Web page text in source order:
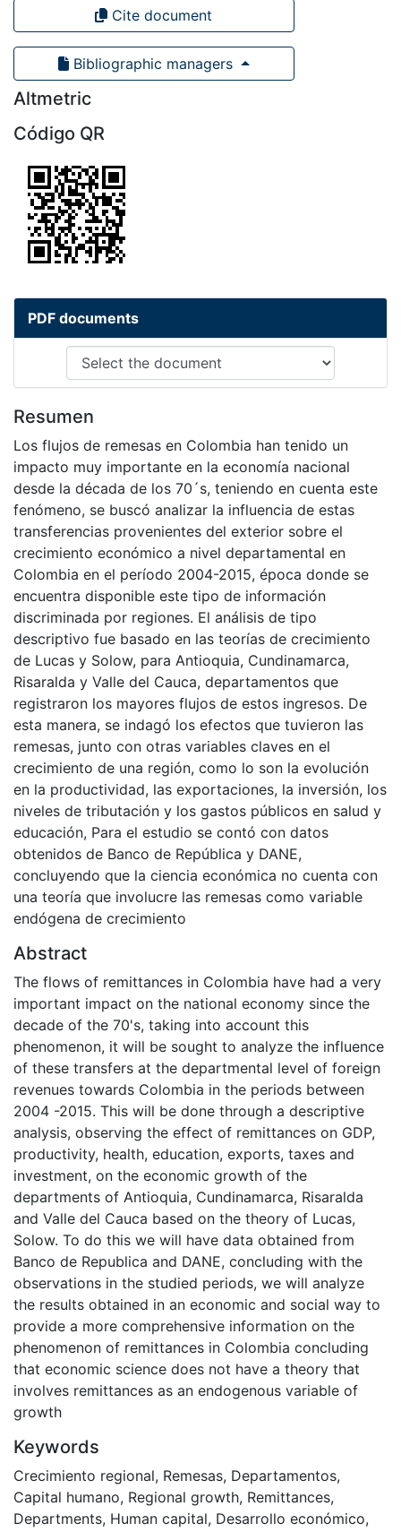
Cite document
Bibliographic managers
Altmetric
Código QR
PDF documents
Resumen
Los flujos de remesas en Colombia han tenido un
impacto muy importante en la economía nacional
desde la década de los 70´s, teniendo en cuenta este
fenómeno, se buscó analizar la influencia de estas
transferencias provenientes del exterior sobre el
crecimiento económico a nivel departamental en
Colombia en el período 2004-2015, época donde se
encuentra disponible este tipo de información
discriminada por regiones. El análisis de tipo
descriptivo fue basado en las teorías de crecimiento
de Lucas y Solow, para Antioquia, Cundinamarca,
Risaralda y Valle del Cauca, departamentos que
registraron los mayores flujos de estos ingresos. De
esta manera, se indagó los efectos que tuvieron las
remesas, junto con otras variables claves en el
crecimiento de una región, como lo son la evolución
en la productividad, las exportaciones, la inversión, los
niveles de tributación y los gastos públicos en salud y
educación, Para el estudio se contó con datos
obtenidos de Banco de República y DANE,
concluyendo que la ciencia económica no cuenta con
una teoría que involucre las remesas como variable
endógena de crecimiento
Abstract
The flows of remittances in Colombia have had a very
important impact on the national economy since the
decade of the 70's, taking into account this
phenomenon, it will be sought to analyze the influence
of these transfers at the departmental level of foreign
revenues towards Colombia in the periods between
2004 -2015. This will be done through a descriptive
analysis, observing the effect of remittances on GDP,
productivity, health, education, exports, taxes and
investment, on the economic growth of the
departments of Antioquia, Cundinamarca, Risaralda
and Valle del Cauca based on the theory of Lucas,
Solow. To do this we will have data obtained from
Banco de Republica and DANE, concluding with the
observations in the studied periods, we will analyze
the results obtained in an economic and social way to
provide a more comprehensive information on the
phenomenon of remittances in Colombia concluding
that economic science does not have a theory that
involves remittances as an endogenous variable of
growth
Keywords
Crecimiento regional, Remesas, Departamentos,
Capital humano, Regional growth, Remittances,
Departments, Human capital, Desarrollo económico,